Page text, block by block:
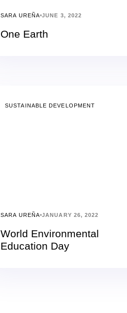
SARA UREÑA JUNE 3, 2022
One Earth
SUSTAINABLE DEVELOPMENT
SARA UREÑA JANUARY 26, 2022
World Environmental
Education Day